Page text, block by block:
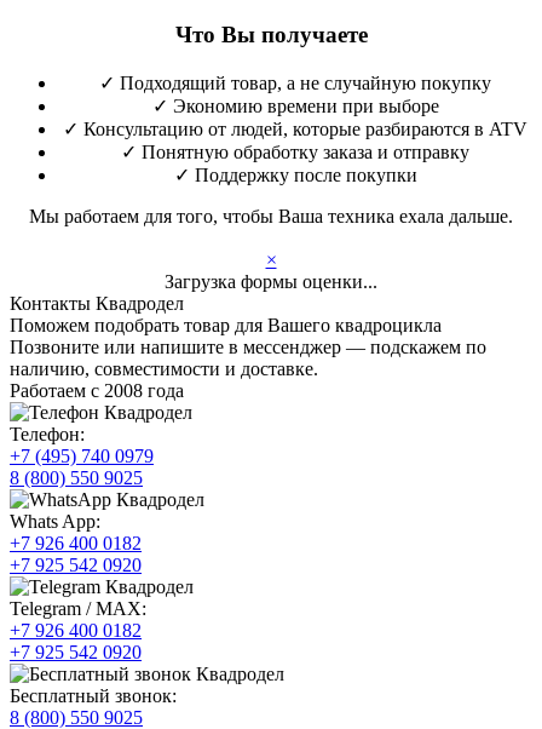
Что Вы получаете
✓ Подходящий товар, а не случайную покупку
✓ Экономию времени при выборе
✓ Консультацию от людей, которые разбираются в ATV
✓ Понятную обработку заказа и отправку
✓ Поддержку после покупки
Мы работаем для того, чтобы Ваша техника ехала дальше.
×
Загрузка формы оценки...
Контакты Квадродел
Поможем подобрать товар для Вашего квадроцикла
Позвоните или напишите в мессенджер — подскажем по
наличию, совместимости и доставке.
Работаем с 2008 года
Телефон:
+7 (495) 740 0979
8 (800) 550 9025
Whats App:
+7 926 400 0182
+7 925 542 0920
Telegram / MAX:
+7 926 400 0182
+7 925 542 0920
Бесплатный звонок:
8 (800) 550 9025